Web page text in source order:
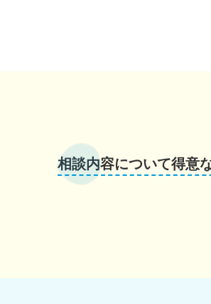
相談内容について得意